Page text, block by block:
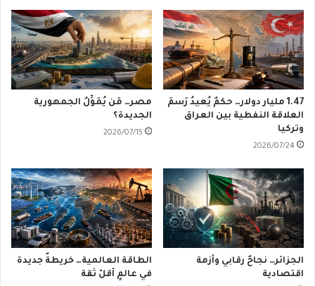
1.47 مليار دولار… حكمٌ يُعيدُ رَسمَ
العلاقة النفطية بين العراق
وتركيا
2026/07/24
مصر… مَن يُمَوِّلُ الجمهورية
الجديدة؟
2026/07/15
الجزائر… نجاحٌ رقابي وأزمة
اقتصادية
الطاقة العالمية… خريطةٌ جديدة
في عالمٍ أقلّ ثقة